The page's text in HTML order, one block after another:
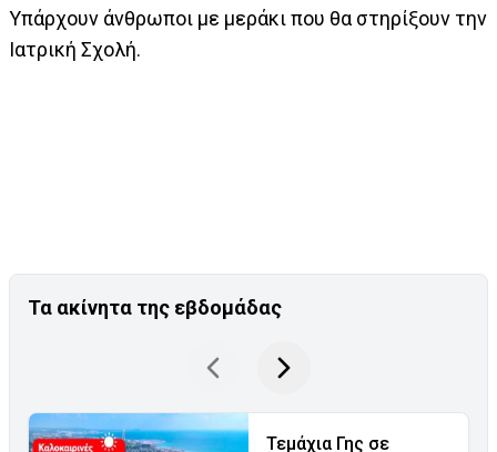
Υπάρχουν άνθρωποι με μεράκι που θα στηρίξουν την
Ιατρική Σχολή.
Τα ακίνητα της εβδομάδας
Τεμάχια Γης σε